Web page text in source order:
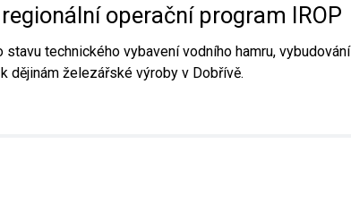
operační program IROP
technického vybavení vodního hamru, vybudování
dějinám železářské výroby v Dobřívě.